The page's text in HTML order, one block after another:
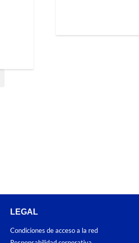
LEGAL
Condiciones de acceso a la red